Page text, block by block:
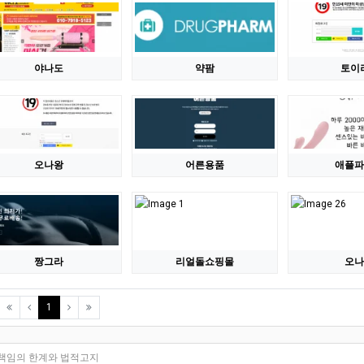
야나도 약팜 토이
오나왕 어른용품 애플
짱그라 리얼돌쇼핑몰 오
1 (current)
임의 한계와 법적고지